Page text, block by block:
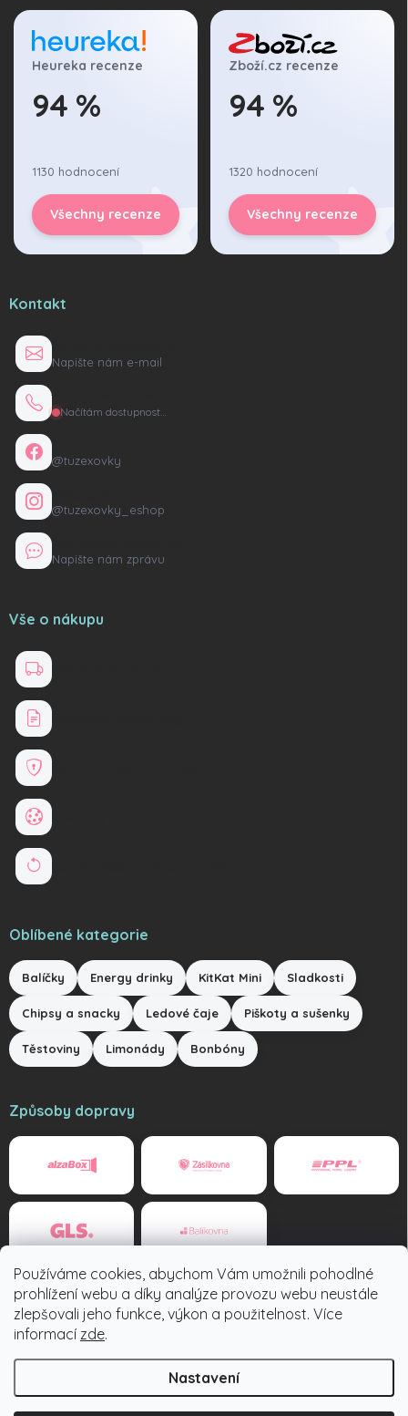
Používáme cookies, abychom Vám umožnili pohodlné
prohlížení webu a díky analýze provozu webu neustále
zlepšovali jeho funkce, výkon a použitelnost. Více
informací zde.
Nastavení
Heureka recenze
94 %
1130 hodnocení
Všechny recenze
Zboží.cz recenze
94 %
1320 hodnocení
Všechny recenze
Kontakt
Napište nám e-mail
Načítám dostupnost…
@tuzexovky
@tuzexovky_eshop
Napište nám zprávu
Vše o nákupu
Oblíbené kategorie
Balíčky Energy drinky KitKat Mini Sladkosti
Chipsy a snacky Ledové čaje Piškoty a sušenky
Těstoviny Limonády Bonbóny
Způsoby dopravy
Způsoby platby